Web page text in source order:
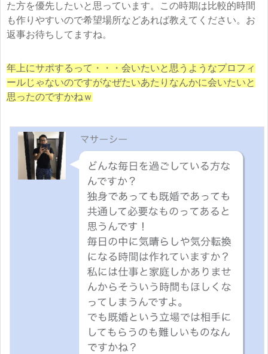
た方を優先したいと思っています。この時期は比較的時間
も作りやすいので希望場所などあれば教えてください。お
返事お待ちしてますね。
年上にサポするって・・・会いたいと思うようなプロフィ
ールじゃないのですがなぜたいあたりなんかに会いたいと
思ったのですかねｗ